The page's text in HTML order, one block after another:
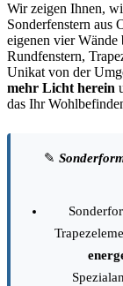
Wir zeigen Ihnen,
Sonderfenstern aus
eigenen vier Wände
Rundfenstern,
Unikat von der
mehr Licht herein
das Ihr
✎